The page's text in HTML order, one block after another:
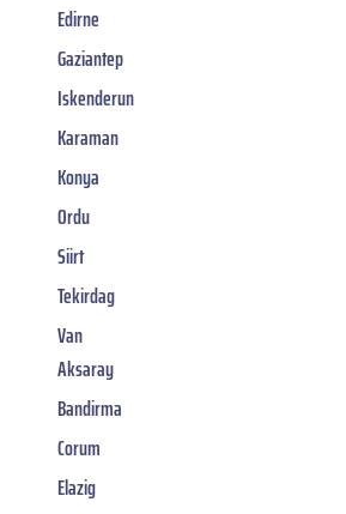
Edirne
Gaziantep
Iskenderun
Karaman
Konya
Ordu
Siirt
Tekirdag
Van
Aksaray
Bandirma
Corum
Elazig